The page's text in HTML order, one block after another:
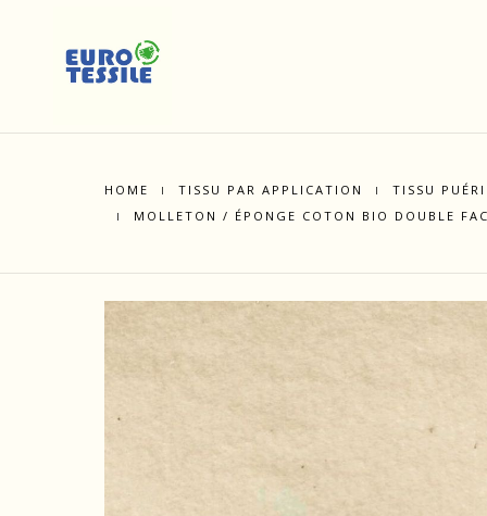
HOME TISSU PAR APPLICATION
TISSU
MOLLETON / ÉPONGE COTON BIO DOUBLE